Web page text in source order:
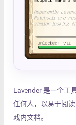
Lavender 是一个工
任何人，以易于阅
戏内文档。